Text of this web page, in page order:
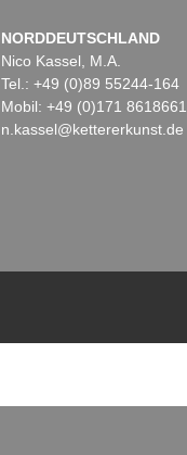
NORDDEUTSCHLAND
Nico Kassel, M.A.
Tel.: +49 (0)89 55244-164
Mobil: +49 (0)171 8618661
n.kassel@kettererkunst.de